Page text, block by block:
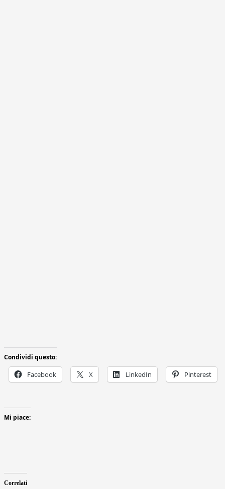
Condividi questo:
Facebook X LinkedIn Pinterest
Mi piace:
Correlati